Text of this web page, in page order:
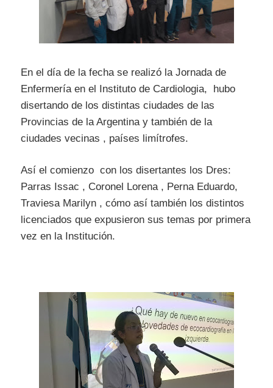
En el día de la fecha se realizó la Jornada de
Enfermería en el Instituto de Cardiologia, hubo
disertando de los distintas ciudades de las
Provincias de la Argentina y también de la
ciudades vecinas , países limítrofes.
Así el comienzo con los disertantes los Dres:
Parras Issac , Coronel Lorena , Perna Eduardo,
Traviesa Marilyn , cómo así también los distintos
licenciados que expusieron sus temas por primera
vez en la Institución.